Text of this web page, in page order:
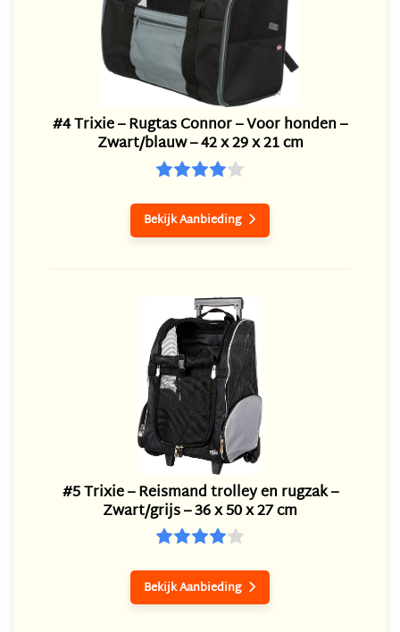
#4 Trixie – Rugtas Connor – Voor honden –
Zwart/blauw – 42 x 29 x 21 cm
Bekijk Aanbieding 
#5 Trixie – Reismand trolley en rugzak –
Zwart/grijs – 36 x 50 x 27 cm
Bekijk Aanbieding 